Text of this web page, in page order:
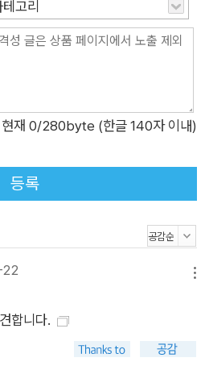
보다 많은 에너지 이익을 남긴다.
어졌지만 그 임무를 너무 충실히 수
하지 않아도 되는 사회를 만들었
들이 생겨났고, 인생이란 먹는 게
여겨지는 우주 최초의 사회를 구축
기까지 인간이 만들어온 역사를 유
왔는지 생생히 알려준다. 다른 동
특별한 추구에 대해 철학, 문학, 예
를 오고 가며 한눈에 이해할 수 있
먹을 것이 지천에 있는 인간이 먹
테고리
현재 0/280byte (한글 140자 이내)
등록
합니다.